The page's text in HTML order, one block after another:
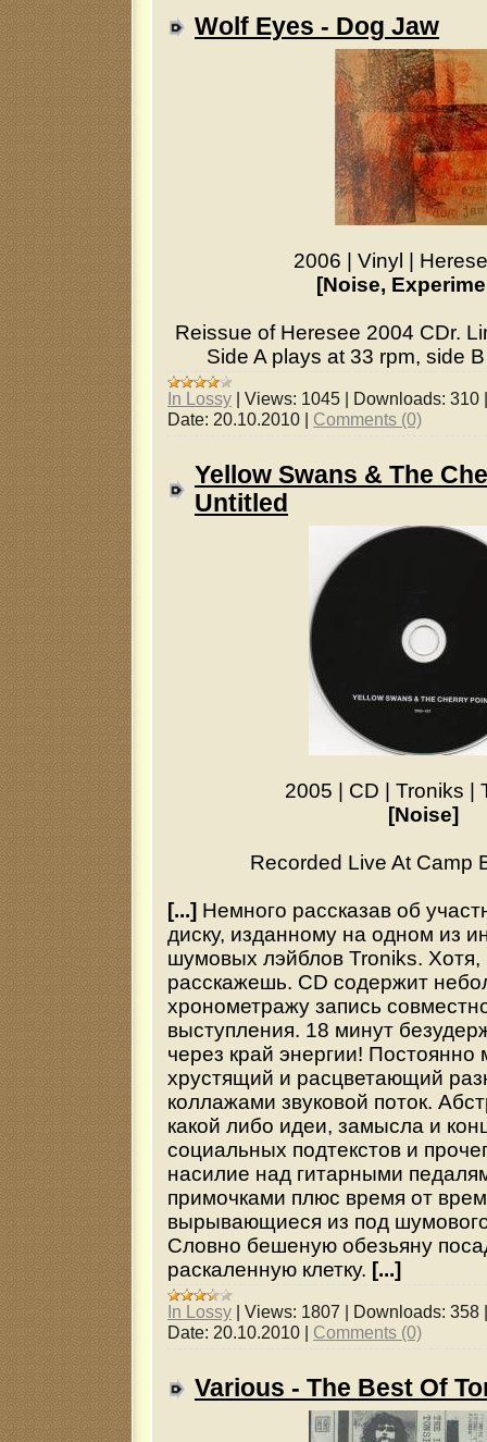
Wolf Eyes - Dog Jaw
2006 Vinyl
[Noise,
Reissue of Heresee 2004 CDr.
Side A plays at 33 rpm, side
In Lossy Views: 1045 Downloads: 310
Date: 20.10.2010 Comments (0)
Yellow Swans & The
Untitled
2005 CD Troniks
[Noise]
Recorded Live At Camp
[...] Немного рассказав об
диску, изданному на одном из
шумовых лэйблов Troniks.
расскажешь. CD содержит
хронометражу запись
выступления. 18 минут
через край энергии!
хрустящий и расцветающий
коллажами звуковой поток.
какой либо идеи, замысла и
социальных подтекстов и
насилие над гитарными
примочками плюс время от
вырывающиеся из под
Словно бешеную обезьяну
раскаленную клетку. [...]
In Lossy Views: 1807 Downloads: 358
Date: 20.10.2010 Comments (0)
Various - The Best Of